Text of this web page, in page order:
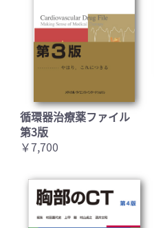
循環器治療薬ファイル
第3版
￥7,700